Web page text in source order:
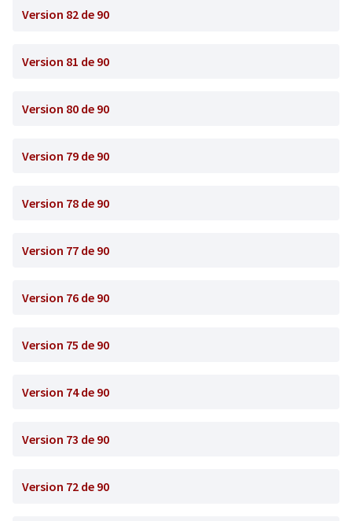
Version 82 de 90
Version 81 de 90
Version 80 de 90
Version 79 de 90
Version 78 de 90
Version 77 de 90
Version 76 de 90
Version 75 de 90
Version 74 de 90
Version 73 de 90
Version 72 de 90